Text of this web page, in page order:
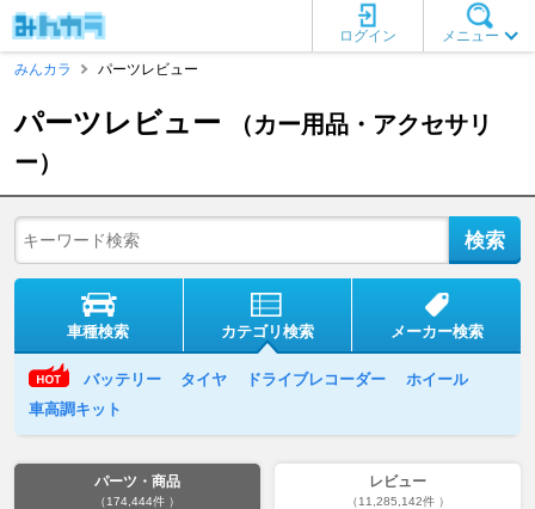
メニュー
ログイン
みんカラ
パーツレビュー
パーツレビュー
（カー用品・アクセサリ
ー）
車種検索 カテゴリ検索 メーカー検索
バッテリー タイヤ ドライブレコーダー
ホイール
車高調キット
パーツ・商品
（174,444件 ）
レビュー
（11,285,142件 ）